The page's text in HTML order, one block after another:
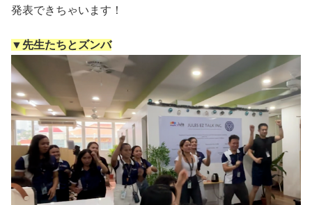
発表できちゃいます！
▼先生たちとズンバ